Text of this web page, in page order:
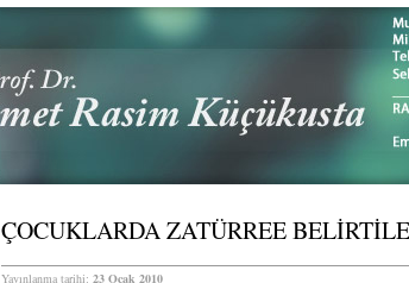
ÇOCUKLARDA ZATÜRREE
Yayınlanma tarihi: 23 Ocak 2010